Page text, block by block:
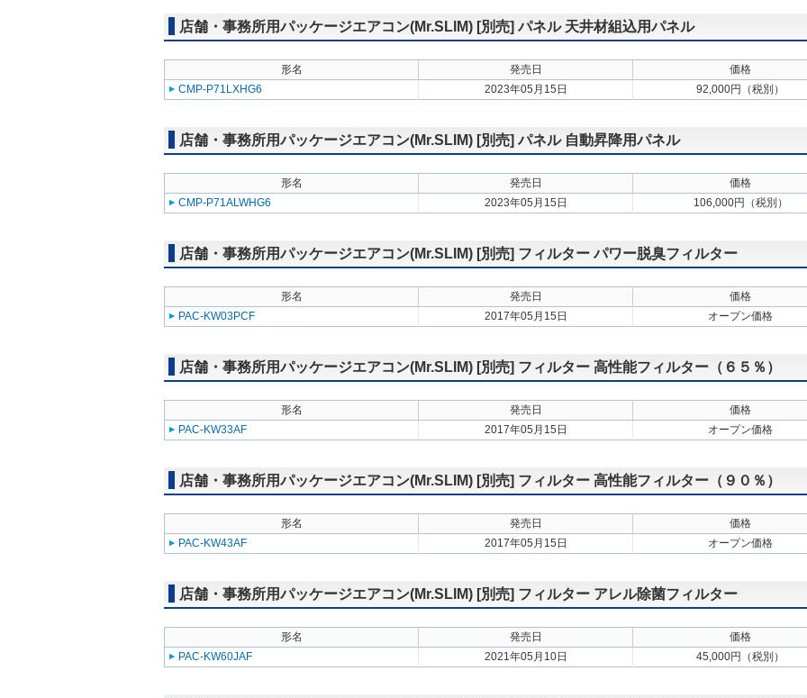
店舗・事務所用パッケージエアコン(Mr.SLIM) [別売] パネル 天井材組込用パネル
形名 発売日
価格
CMP-P71LXHG6
2023年05月15日 92,000円（税別）
店舗・事務所用パッケージエアコン(Mr.SLIM) [別売] パネル 自動昇降用パネル
形名 発売日
価格
CMP-P71ALWHG6
2023年05月15日 106,000円（税別）
店舗・事務所用パッケージエアコン(Mr.SLIM) [別売] フィルター パワー脱臭フィルター
形名 発売日
価格
PAC-KW03PCF
2017年05月15日 オープン価格
店舗・事務所用パッケージエアコン(Mr.SLIM) [別売] フィルター 高性能フィルター（６５％）
形名 発売日
価格
PAC-KW33AF
2017年05月15日 オープン価格
店舗・事務所用パッケージエアコン(Mr.SLIM) [別売] フィルター 高性能フィルター（９０％）
形名 発売日
価格
PAC-KW43AF
2017年05月15日 オープン価格
店舗・事務所用パッケージエアコン(Mr.SLIM) [別売] フィルター アレル除菌フィルター
形名 発売日
価格
PAC-KW60JAF
2021年05月10日 45,000円（税別）